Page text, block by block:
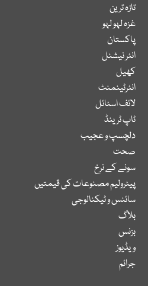
تازہ ترین
غزہ لہو لہو
پاکستان
انٹر نیشنل
کھیل
انٹرٹینمنٹ
لائف اسٹائل
ٹاپ ٹرینڈ
دلچسپ و عجیب
صحت
سونے کے نرخ
پیٹرولیم مصنوعات کی قیمتیں
سائنس و ٹیکنالوجی
بلاگ
بزنس
ویڈیوز
جرائم